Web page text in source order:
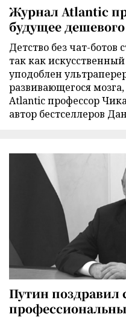
Журнал Atlantic
будущее
Детство без чат-ботов
так как
уподоблен
развивающегося
Atlantic профессор
автор бестселлеров
Путин поздравил